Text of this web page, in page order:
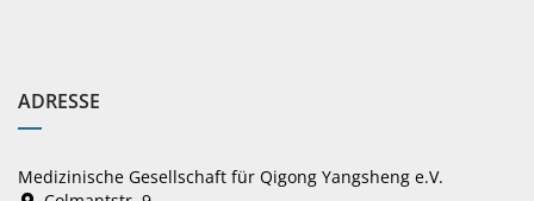
ADRESSE
Medizinische Gesellschaft für Qigong Yangsheng e.V.